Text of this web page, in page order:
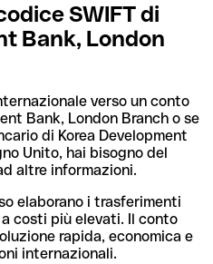
SWIFT di
Bank, London
verso un conto
Bank, London Branch o se
di Korea Development
Unito, hai bisogno del
altre informazioni.
elaborano i trasferimenti
costi più elevati. Il conto
rapida, economica e
internazionali.